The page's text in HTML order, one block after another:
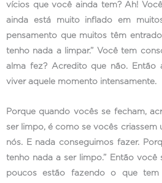
vícios que você ainda tem? Ah!
ainda está muito inflado em
pensamento que muitos têm
tenho nada a limpar.” Você tem
alma fez? Acredito que não. Então
viver aquele momento intensamente.
Porque quando vocês se fecham,
ser limpo, é como se vocês criassem
nós. E nada conseguimos fazer.
tenho nada a ser limpo.” Então você
poucos estão fazendo o que